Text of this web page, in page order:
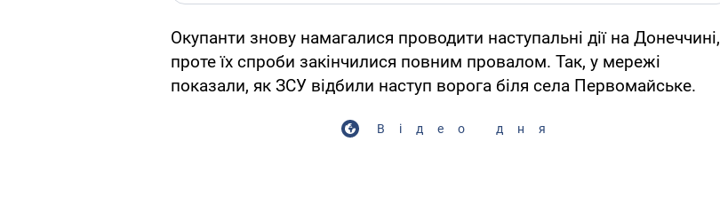
Окупанти знову намагалися проводити наступальні дії на Донеччині,
проте їх спроби закінчилися повним провалом. Так, у мережі
показали, як ЗСУ відбили наступ ворога біля села Первомайське.
Відео дня